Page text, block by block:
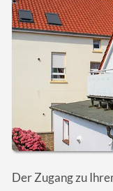
Der Zugang zu